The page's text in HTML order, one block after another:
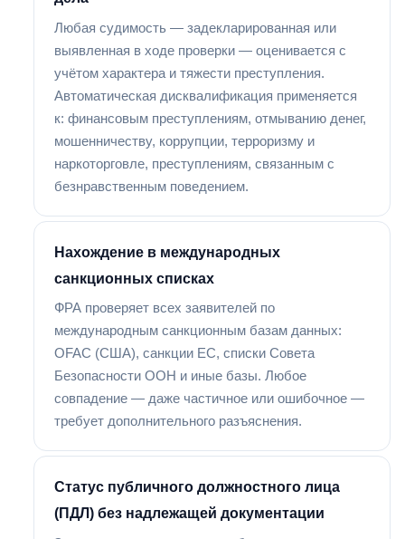
Любая судимость — задекларированная или
выявленная в ходе проверки — оценивается с
учётом характера и тяжести преступления.
Автоматическая дисквалификация применяется
к: финансовым преступлениям, отмыванию денег,
мошенничеству, коррупции, терроризму и
наркоторговле, преступлениям, связанным с
безнравственным поведением.
Нахождение в международных
санкционных списках
ФРА проверяет всех заявителей по
международным санкционным базам данных:
OFAC (США), санкции ЕС, списки Совета
Безопасности ООН и иные базы. Любое
совпадение — даже частичное или ошибочное —
требует дополнительного разъяснения.
Статус публичного должностного лица
(ПДЛ) без надлежащей документации